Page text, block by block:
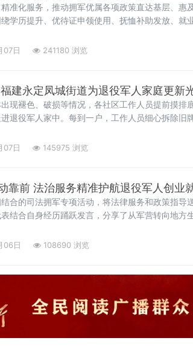
准化服务，推动拥军优属各项政策直达基层、惠
学历提升、优待证申领使用、抚恤补助发放、就
日 241180 浏览
建永定凤城街道为退役军人家庭更新
现褪色、破损等情况，各社区工作人员提前摸排
退役军人家中。每到一户，工作人员细心拆除旧
日 145975 浏览
靠前 法治服务精准护航退役军人创业
合的司法拥军专项活动，将法律服务和政策指导
结合自身经历踊跃发言，分享了从军营转向地方
06日 108690 浏览